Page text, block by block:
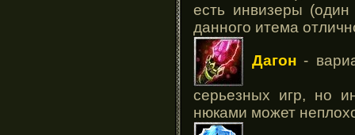
есть инвизеры (один
данного итема
Дагон-
серьезных игр, но
нюками может